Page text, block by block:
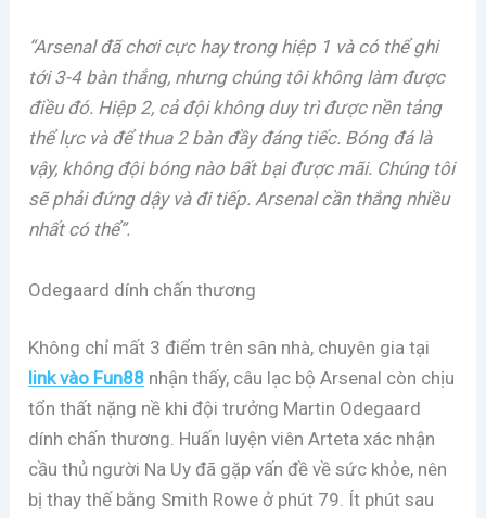
“Arsenal đã chơi cực hay trong hiệp 1 và có thể ghi
tới 3-4 bàn thắng, nhưng chúng tôi không làm được
điều đó. Hiệp 2, cả đội không duy trì được nền tảng
thể lực và để thua 2 bàn đầy đáng tiếc. Bóng đá là
vậy, không đội bóng nào bất bại được mãi. Chúng tôi
sẽ phải đứng dậy và đi tiếp. Arsenal cần thắng nhiều
nhất có thể”.
Odegaard dính chấn thương
Không chỉ mất 3 điểm trên sân nhà, chuyên gia tại
link vào Fun88 nhận thấy, câu lạc bộ Arsenal còn chịu
tổn thất nặng nề khi đội trưởng Martin Odegaard
dính chấn thương. Huấn luyện viên Arteta xác nhận
cầu thủ người Na Uy đã gặp vấn đề về sức khỏe, nên
bị thay thế bằng Smith Rowe ở phút 79. Ít phút sau